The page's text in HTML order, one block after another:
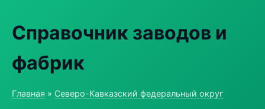
Справочник заводов и
фабрик
Главная » Северо-Кавказский федеральный округ